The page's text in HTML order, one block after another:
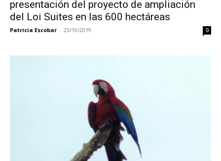
presentación del proyecto de ampliación
del Loi Suites en las 600 hectáreas
Patricia Escobar - 23/10/2019 0